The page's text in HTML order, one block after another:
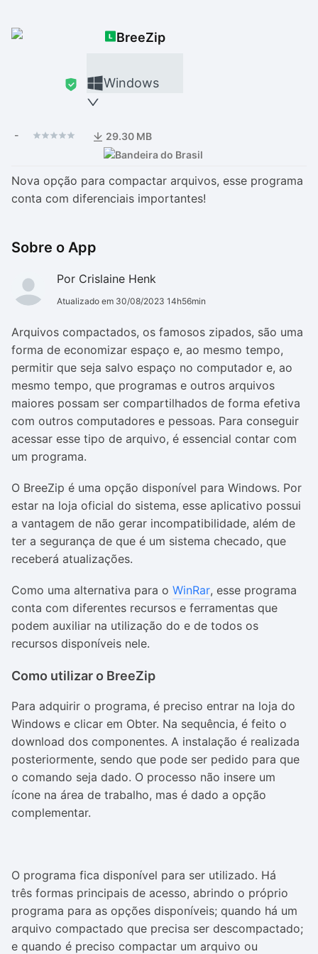
BreeZip
Windows
- 29.30 MB
Nova opção para compactar arquivos, esse programa
conta com diferenciais importantes!
Sobre o App
Por Crislaine Henk
Atualizado em 30/08/2023 14h56min
Arquivos compactados, os famosos zipados, são uma
forma de economizar espaço e, ao mesmo tempo,
permitir que seja salvo espaço no computador e, ao
mesmo tempo, que programas e outros arquivos
maiores possam ser compartilhados de forma efetiva
com outros computadores e pessoas. Para conseguir
acessar esse tipo de arquivo, é essencial contar com
um programa.
O BreeZip é uma opção disponível para Windows. Por
estar na loja oficial do sistema, esse aplicativo possui
a vantagem de não gerar incompatibilidade, além de
ter a segurança de que é um sistema checado, que
receberá atualizações.
Como uma alternativa para o WinRar, esse programa
conta com diferentes recursos e ferramentas que
podem auxiliar na utilização do e de todos os
recursos disponíveis nele.
Como utilizar o BreeZip
Para adquirir o programa, é preciso entrar na loja do
Windows e clicar em Obter. Na sequência, é feito o
download dos componentes. A instalação é realizada
posteriormente, sendo que pode ser pedido para que
o comando seja dado. O processo não insere um
ícone na área de trabalho, mas é dado a opção
complementar.
O programa fica disponível para ser utilizado. Há
três formas principais de acesso, abrindo o próprio
programa para as opções disponíveis; quando há um
arquivo compactado que precisa ser descompactado;
e quando é preciso compactar um arquivo ou